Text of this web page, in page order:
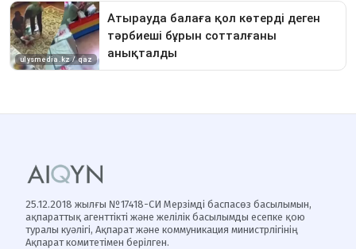
25.12.2018 жылғы №17418-СИ Мерзімді баспасөз басылымын,
ақпараттық агенттікті және желілік басылымды есепке қою
туралы куәлігі, Ақпарат және коммуникация министрлігінің
Ақпарат комитетімен берілген.